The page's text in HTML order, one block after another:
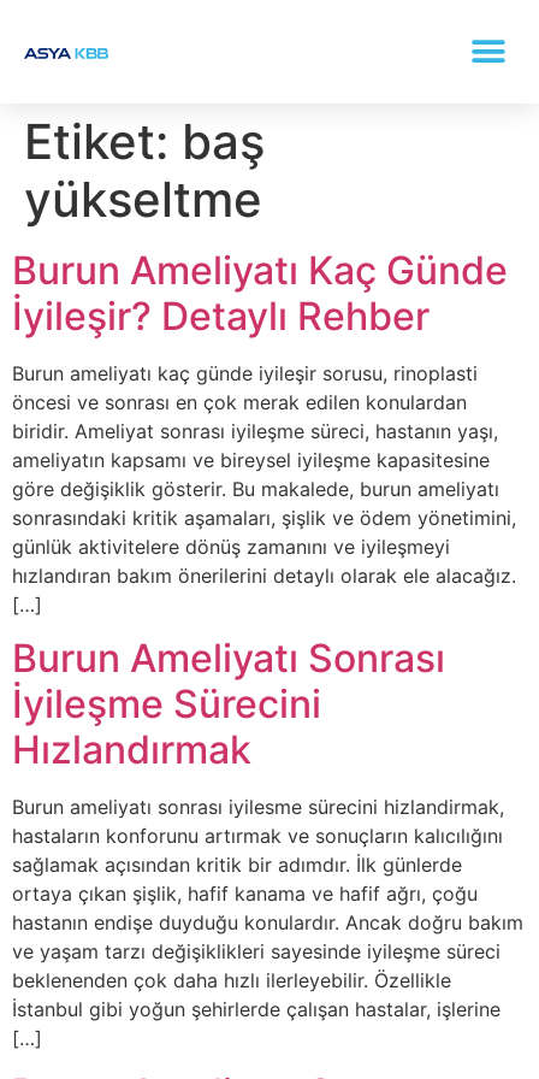
Etiket: baş
yükseltme
Burun Ameliyatı Kaç Günde
İyileşir? Detaylı Rehber
Burun ameliyatı kaç günde iyileşir sorusu, rinoplasti
öncesi ve sonrası en çok merak edilen konulardan
biridir. Ameliyat sonrası iyileşme süreci, hastanın yaşı,
ameliyatın kapsamı ve bireysel iyileşme kapasitesine
göre değişiklik gösterir. Bu makalede, burun ameliyatı
sonrasındaki kritik aşamaları, şişlik ve ödem yönetimini,
günlük aktivitelere dönüş zamanını ve iyileşmeyi
hızlandıran bakım önerilerini detaylı olarak ele alacağız.
[…]
Burun Ameliyatı Sonrası
İyileşme Sürecini
Hızlandırmak
Burun ameliyatı sonrası iyilesme sürecini hizlandirmak,
hastaların konforunu artırmak ve sonuçların kalıcılığını
sağlamak açısından kritik bir adımdır. İlk günlerde
ortaya çıkan şişlik, hafif kanama ve hafif ağrı, çoğu
hastanın endişe duyduğu konulardır. Ancak doğru bakım
ve yaşam tarzı değişiklikleri sayesinde iyileşme süreci
beklenenden çok daha hızlı ilerleyebilir. Özellikle
İstanbul gibi yoğun şehirlerde çalışan hastalar, işlerine
[…]